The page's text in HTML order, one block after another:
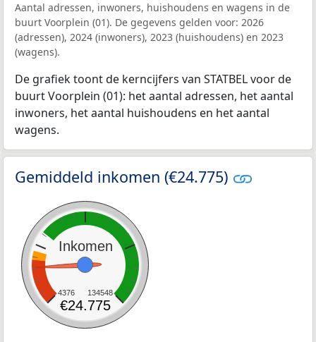
Aantal adressen, inwoners, huishoudens en wagens in de
buurt Voorplein (01). De gegevens gelden voor: 2026
(adressen), 2024 (inwoners), 2023 (huishoudens) en 2023
(wagens).
De grafiek toont de kerncijfers van STATBEL voor de
buurt Voorplein (01): het aantal adressen, het aantal
inwoners, het aantal huishoudens en het aantal
wagens.
Gemiddeld inkomen (€24.775)
Inkomen
4376 134548
€24.775